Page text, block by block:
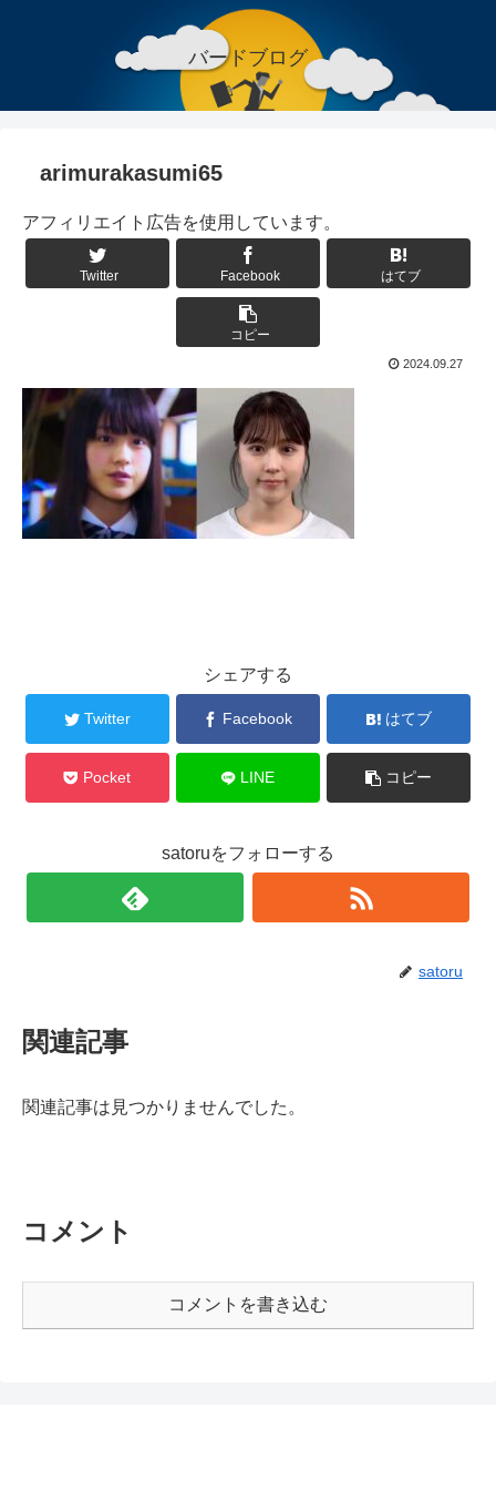
バードブログ
arimurakasumi65
アフィリエイト広告を使用しています。
Twitter Facebook はてブ
コピー
2024.09.27
シェアする
Twitter Facebook はてブ
Pocket LINE コピー
satoruをフォローする
satoru
関連記事
関連記事は見つかりませんでした。
コメント
コメントを書き込む